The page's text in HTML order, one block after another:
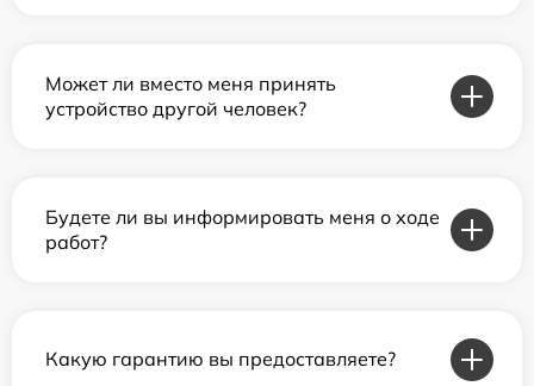
Может ли вместо меня принять
устройство другой человек?
Будете ли вы информировать меня о ходе
работ?
Какую гарантию вы предоставляете?